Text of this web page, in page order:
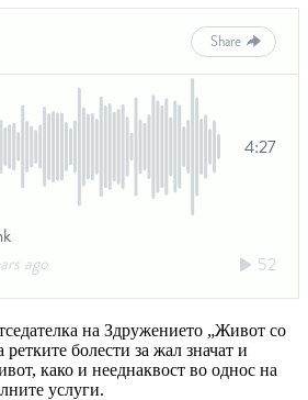
на Здружението „Живот со
болести за жал значат и
како и нееднаквост во однос на
услуги.